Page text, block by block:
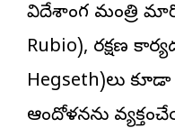
విదేశాంగ మంత్రి
Rubio), రక్షణ
Hegseth)లు
ఆందోళనను